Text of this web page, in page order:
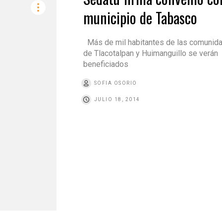
municipio de Tabasco
Más de mil habitantes de las
de Tlacotalpan y Huimanguillo se verán
beneficiados
SOFIA OSORIO
JULIO 18, 2014